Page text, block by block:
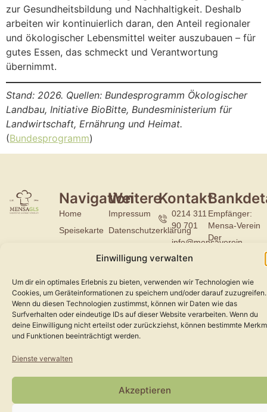
Einwilligung verwalten
Um dir ein optimales Erlebnis zu bieten, verwenden wir Technologien wie
Cookies, um Geräteinformationen zu speichern und/oder darauf zuzugreifen.
Wenn du diesen Technologien zustimmst, können wir Daten wie das
Surfverhalten oder eindeutige IDs auf dieser Website verarbeiten. Wenn du
deine Einwilligung nicht erteilst oder zurückziehst, können bestimmte
und Funktionen beeinträchtigt werden.
Dienste verwalten
Akzeptieren
zur Gesundheitsbildung und Nachhaltigkeit. Deshalb
arbeiten wir kontinuierlich daran, den Anteil regionaler
und ökologischer Lebensmittel weiter auszubauen – für
gutes Essen, das schmeckt und Verantwortung
übernimmt.
Stand: 2026. Quellen: Bundesprogramm Ökologischer
Landbau, Initiative BioBitte, Bundesministerium für
Landwirtschaft, Ernährung und Heimat.
(Bundesprogramm)
Navigation
Home
Speisekarte
Kontakt
Weitere
Impressum
Datenschutzerklärung
Spenden
Kontakt
0214 311
90 701
info@mensaverein-
gls.de
Str. 4
51375
Leverkusen
Empfänger:
Mensa-Verein
Der
Bank EG
Bergisch
Gladbach-
Leverkusen
IBAN: DE16